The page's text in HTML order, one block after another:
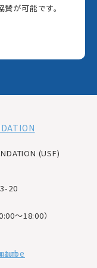
が可能です。
(USF)
20
～18:00）